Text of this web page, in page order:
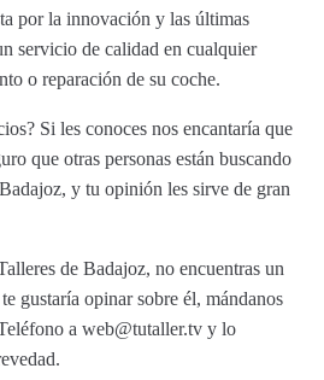
por la innovación y las últimas
servicio de calidad en cualquier
o reparación de su coche.
Si les conoces nos encantaría que
que otras personas están buscando
y tu opinión les sirve de gran
de Badajoz, no encuentras un
gustaría opinar sobre él, mándanos
a web@tutaller.tv y lo